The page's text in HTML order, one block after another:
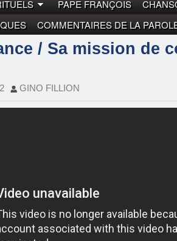
PAPE FRANÇOIS
COMMENTAIRES DE LA
/ Sa mission de
GINO FILLION